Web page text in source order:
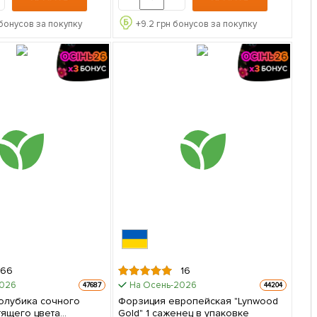
за покупку +9.2 грн бонусов за покупку
66
47687
сочного
цвета
16
На Осень-2026 44204
Форзиция европейская "Lynwood
Gold" 1 саженец в упаковке